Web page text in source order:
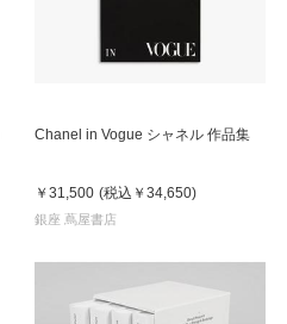
Chanel in Vogue シャネル 作品集
￥31,500 (税込 ￥34,650)
銀座 蔦屋書店